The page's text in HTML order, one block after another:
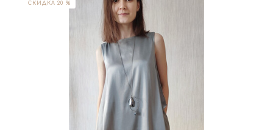
СКИДКА 20 %